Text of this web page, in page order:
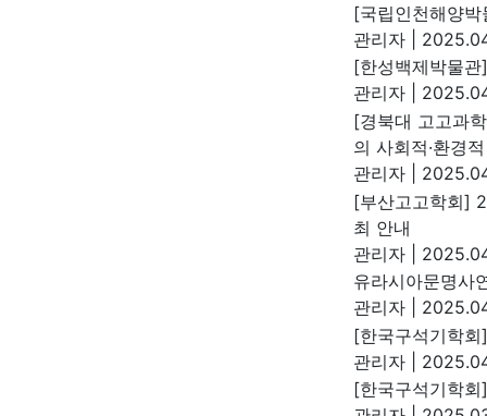
[국립인천해양
관리자
[한성백제박물
관리자
[경북대 고고과
의 사회적·환경
관리자
[부산고고학회]
최 안내
관리자
유라시아문명사
관리자
[한국구석기학
관리자
[한국구석기학